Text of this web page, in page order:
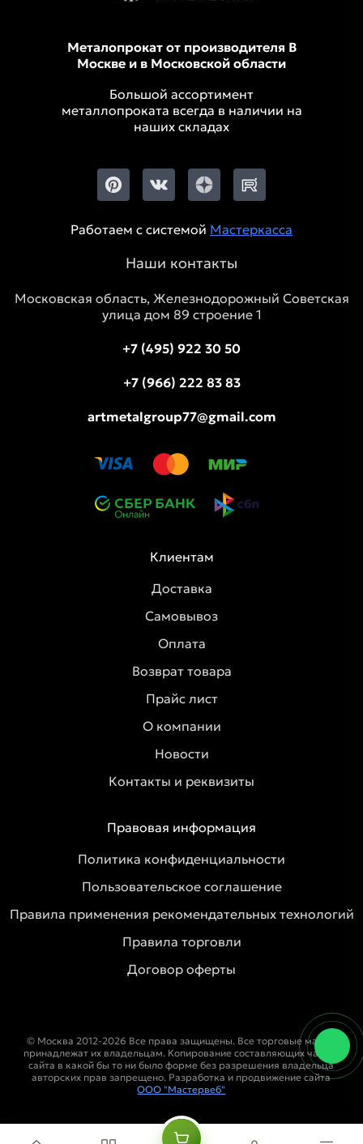
Металопрокат от производителя В
Москве и в Московской области
Большой ассортимент
металлопроката всегда в наличии на
наших складах
Работаем с системой Мастеркасса
Наши контакты
Московская область, Железнодорожный Советская
улица дом 89 строение 1
+7 (495) 922 30 50
+7 (966) 222 83 83
artmetalgroup77@gmail.com
Клиентам
Доставка
Самовывоз
Оплата
Возврат товара
Прайс лист
О компании
Новости
Контакты и реквизиты
Правовая информация
Политика конфиденциальности
Пользовательское соглашение
Правила применения рекомендательных технологий
Правила торговли
Договор оферты
© Москва 2012-2026 Все права защищены. Все торговые марки
принадлежат их владельцам. Копирование составляющих частей
сайта в какой бы то ни было форме без разрешения владельца
авторских прав запрещено. Разработка и продвижение сайта
ООО "Мастервеб"